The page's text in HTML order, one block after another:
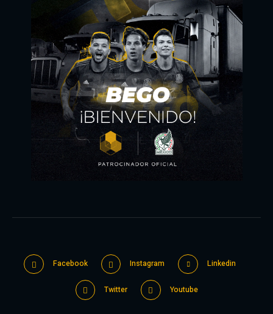
Facebook Instagram Linkedin
Twitter Youtube